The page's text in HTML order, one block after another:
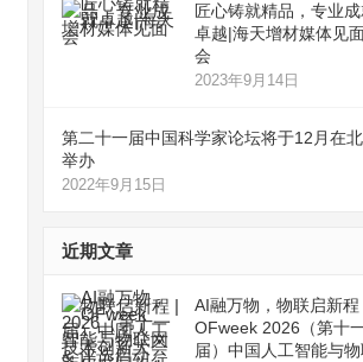
匠心铸就精品，专业
卓越|海天增材媒体见
会
2023年9月14日
第二十一届中国科学家论坛将于12月在
举办
2022年9月15日
近期文章
AI融万物，物联启新程
OFweek 2026（第十
届）中国人工智能与物